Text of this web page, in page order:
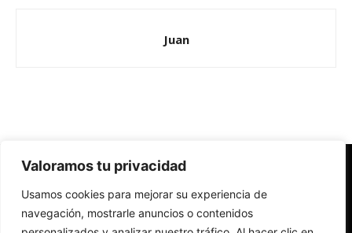
Valoramos tu privacidad
Usamos cookies para mejorar su experiencia de
navegación, mostrarle anuncios o contenidos
Juan
Redes Cristianas
Una mirada alternativa sobre la Iglesia católica y la sociedad
- Colectivos de Redes Cristianas